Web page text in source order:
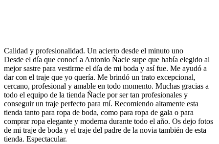
Calidad y profesionalidad. Un acierto desde el minuto uno
Desde el día que conocí a Antonio Ñacle supe que había elegido al
mejor sastre para vestirme el día de mi boda y así fue. Me ayudó a
dar con el traje que yo quería. Me brindó un trato excepcional,
cercano, profesional y amable en todo momento. Muchas gracias a
todo el equipo de la tienda Ñacle por ser tan profesionales y
conseguir un traje perfecto para mí. Recomiendo altamente esta
tienda tanto para ropa de boda, como para ropa de gala o para
comprar ropa elegante y moderna durante todo el año. Os dejo fotos
de mi traje de boda y el traje del padre de la novia también de esta
tienda. Espectacular.